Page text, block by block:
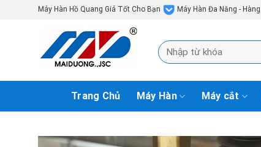
Máy Hàn Hồ Quang Giá Tốt Cho Bạn Máy Hàn Đa Năng -
Tìm
kiếm:
Trang Chủ Máy Hàn Máy cắt